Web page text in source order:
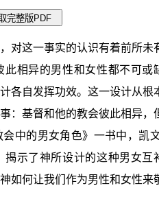
对这一事实的认识有着前所未
此相异的男性和女性都不可或
各自发挥功效。这一设计从根
：基督和他的教会彼此相异，
中的男女角色》一书中，凯
示了神所设计的这种男女互
如何让我们作为男性和女性来